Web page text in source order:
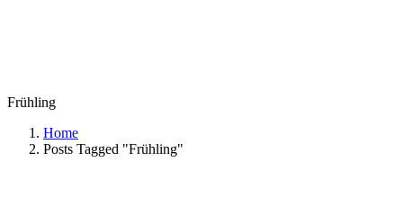
Frühling
Home
Posts Tagged "Frühling"